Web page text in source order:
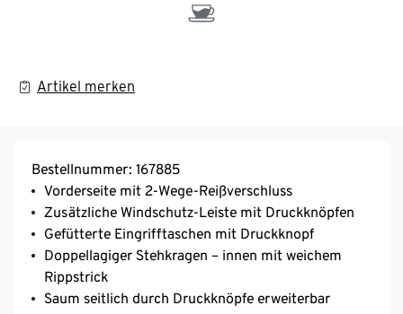
Artikel merken
Bestellnummer: 167885
Vorderseite mit 2-Wege-Reißverschluss
Zusätzliche Windschutz-Leiste mit Druckknöpfen
Gefütterte Eingrifftaschen mit Druckknopf
Doppellagiger Stehkragen – innen mit weichem
Rippstrick
Saum seitlich durch Druckknöpfe erweiterbar